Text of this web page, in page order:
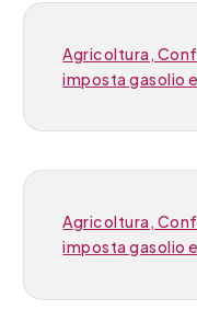
Agricoltura,
imposta gasolio
Agricoltura,
imposta gasolio